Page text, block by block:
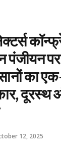
पंजीयन
का
दूरस्थ
12, 2025